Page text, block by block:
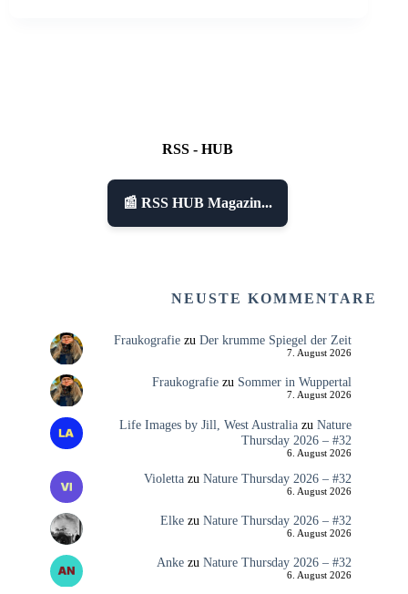
RSS - HUB
📰 RSS HUB Magazin...
NEUSTE KOMMENTARE
Fraukografiezu Der krumme Spiegel der Zeit
7. August 2026
Fraukografiezu Sommer in Wuppertal
7. August 2026
Life Images by Jill, West Australiazu Nature
Thursday 2026 – #32
6. August 2026
Violettazu Nature Thursday 2026 – #32
6. August 2026
Elkezu Nature Thursday 2026 – #32
6. August 2026
Ankezu Nature Thursday 2026 – #32
6. August 2026